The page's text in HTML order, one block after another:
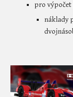
pro výpočet
náklady